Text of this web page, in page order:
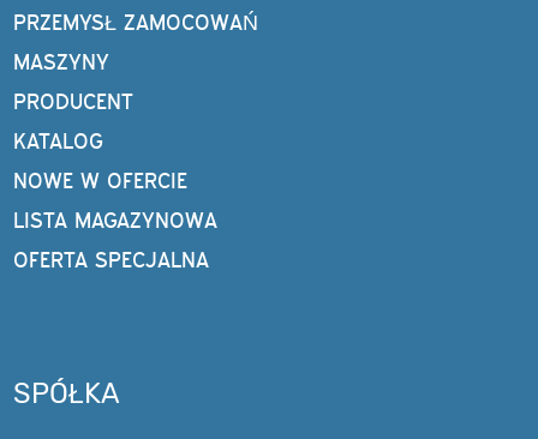
PRZEMYSŁ ZAMOCOWAŃ
MASZYNY
PRODUCENT
KATALOG
NOWE W OFERCIE
LISTA MAGAZYNOWA
OFERTA SPECJALNA
SPÓŁKA